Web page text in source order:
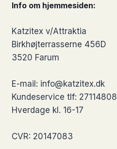
flere
Mulighederne
kan
vælges
varesiden
Info om hjemmesiden:
Katzitex v/Attraktia
Birkhøjterrasserne 456D
3520 Farum
E-mail: info@katzitex.dk
Kundeservice tlf: 27114808
Hverdage kl. 16-17
CVR: 20147083